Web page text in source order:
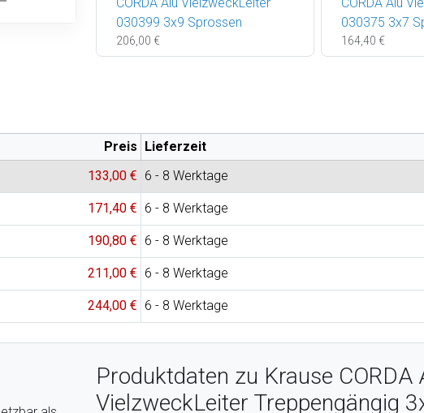
030399 3x9 Sprossen
206,00 €
030375 3x7
164,40 €
Preis Lieferzeit
133,00 € 6 - 8 Werktage
171,40 € 6 - 8 Werktage
190,80 € 6 - 8 Werktage
211,00 € 6 - 8 Werktage
244,00 € 6 - 8 Werktage
Produktdaten zu Krause CORDA
VielzweckLeiter Treppengängig